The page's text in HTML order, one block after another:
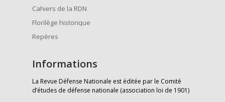
Cahiers de la RDN
Florilège historique
Repères
Informations
La Revue Défense Nationale est éditée par le Comité
d’études de défense nationale (association loi de 1901)